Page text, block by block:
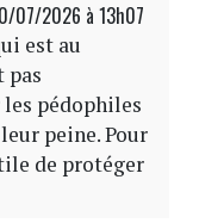
07/2026 à 13h07
est au
pas
pédophiles
peine. Pour
de protéger